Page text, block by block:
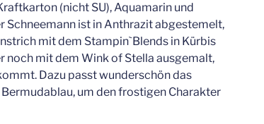
(nicht SU), Aquamarin und
Schneemann ist in Anthrazit abgestemelt,
mit dem Stampin`Blends in Kürbis
noch mit dem Wink of Stella ausgemalt,
Dazu passt wunderschön das
um den frostigen Charakter